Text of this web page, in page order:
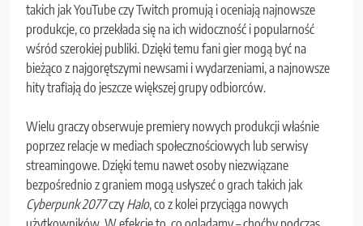
takich jak YouTube czy Twitch promują i oceniają najnowsze
produkcje, co przekłada się na ich widoczność i popularność
wśród szerokiej publiki. Dzięki temu fani gier mogą być na
bieżąco z najgorętszymi newsami i wydarzeniami, a najnowsze
hity trafiają do jeszcze większej grupy odbiorców.
Wielu graczy obserwuje premiery nowych produkcji właśnie
poprzez relacje w mediach społecznościowych lub serwisy
streamingowe. Dzięki temu nawet osoby niezwiązane
bezpośrednio z graniem mogą usłyszeć o grach takich jak
Cyberpunk 2077czy Halo, co z kolei przyciąga nowych